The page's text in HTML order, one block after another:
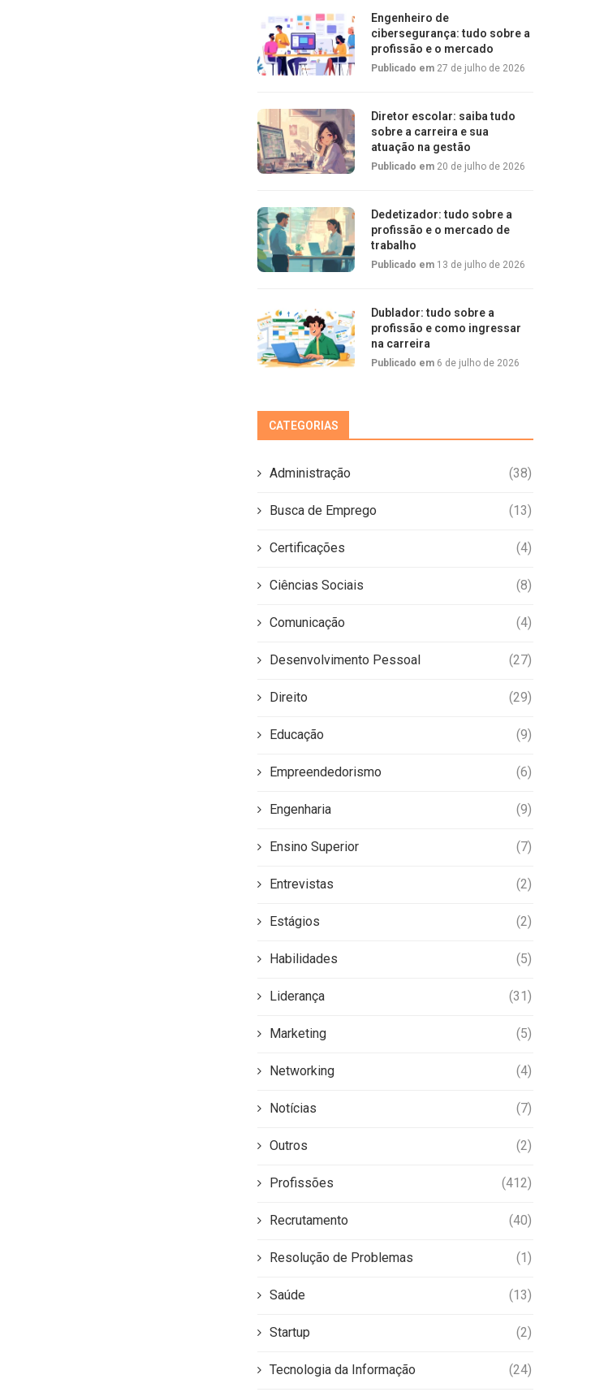
Engenheiro de
cibersegurança: tudo sobre a
profissão e o mercado
Publicado em 27 de julho de 2026
Diretor escolar: saiba tudo
sobre a carreira e sua
atuação na gestão
Publicado em 20 de julho de 2026
Dedetizador: tudo sobre a
profissão e o mercado de
trabalho
Publicado em 13 de julho de 2026
Dublador: tudo sobre a
profissão e como ingressar
na carreira
Publicado em 6 de julho de 2026
CATEGORIAS
Administração (38)
Busca de Emprego (13)
Certificações (4)
Ciências Sociais (8)
Comunicação (4)
Desenvolvimento Pessoal (27)
Direito (29)
Educação (9)
Empreendedorismo (6)
Engenharia (9)
Ensino Superior (7)
Entrevistas (2)
Estágios (2)
Habilidades (5)
Liderança (31)
Marketing (5)
Networking (4)
Notícias (7)
Outros (2)
Profissões (412)
Recrutamento (40)
Resolução de Problemas (1)
Saúde (13)
Startup (2)
Tecnologia da Informação (24)